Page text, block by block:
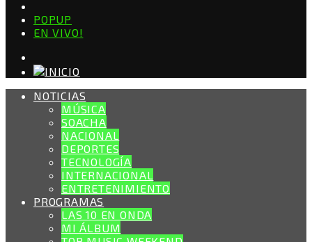
POPUP
EN VIVO!
NOTICIAS
MÚSICA
SOACHA
NACIONAL
DEPORTES
TECNOLOGÍA
INTERNACIONAL
ENTRETENIMIENTO
PROGRAMAS
LAS 10 EN ONDA
MI ÁLBUM